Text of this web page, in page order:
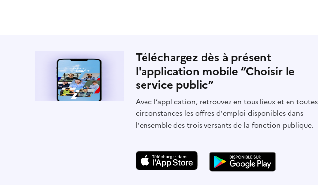
Téléchargez dès à présent
l'application mobile “Choisir le
service public”
Avec l’application, retrouvez en tous lieux et en toutes
circonstances les offres d'emploi disponibles dans
l'ensemble des trois versants de la fonction publique.